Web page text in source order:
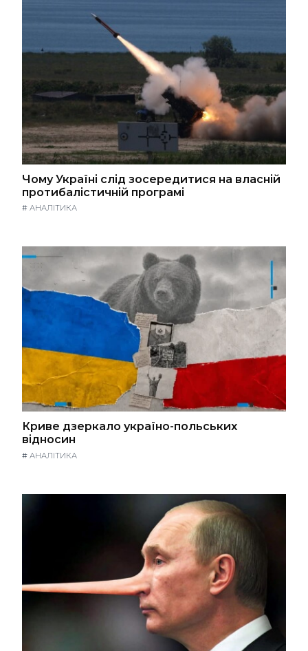
Чому Україні слід зосередитися на власній
протибалістичній програмі
# АНАЛІТИКА
Криве дзеркало україно-польських
відносин
# АНАЛІТИКА